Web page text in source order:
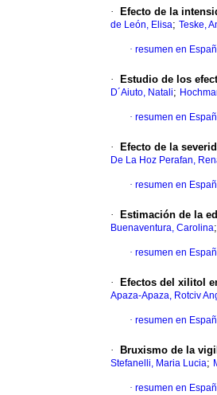
· Efecto de la
de León, Elisa; Teske,
· resumen en
· Estudio de los
D´Aiuto, Natali;
· resumen en
· Efecto de la
De La Hoz Perafan,
· resumen en
· Estimación de la
Buenaventura, Carolina;
· resumen en
· Efectos del xilitol
Apaza-Apaza, Rotciv
· resumen en
· Bruxismo de la
Stefanelli, Maria Lucia;
· resumen en